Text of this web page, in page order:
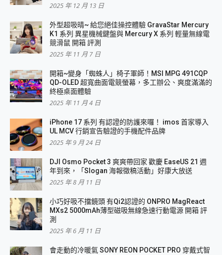
2025 年 12 月 13 日
外型超吸晴~ 給您絕佳操控體驗 GravaStar Mercury
K1 系列 異星機械鍵盤與 Mercury X 系列 輕量無線電
競滑鼠 開箱 評測
2025 年 11 月 7 日
開箱~變身「蜘蛛人」椅子軍師！MSI MPG 491CQP
QD-OLED 超寬曲面電競螢幕，多工辦公、爽度滿滿的
終極桌面體驗
2025 年 11 月 4 日
iPhone 17 系列 有認證的防護來囉！ imos 首家導入
UL MCV 行銷宣告驗證的手機配件品牌
2025 年 9 月 24 日
DJI Osmo Pocket 3 爽爽帶回家 歡慶 EaseUS 21 週
年到來，「Slogan 海報徵稿活動」好康大放送
2025 年 8 月 11 日
小巧好吸不擋鏡頭 有Qi2認證的 ONPRO MagReact
MXs2 5000mAh薄型磁吸無線急速行動電源 開箱 評
測
2025 年 6 月 11 日
會走動的冷暖氣 SONY REON POCKET PRO 穿戴式智